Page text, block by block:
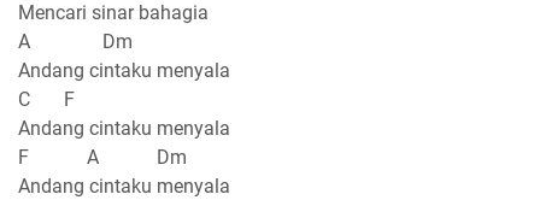
Mencari sinar bahagia
A Dm
Andang cintaku menyala
C F
Andang cintaku menyala
F A Dm
Andang cintaku menyala